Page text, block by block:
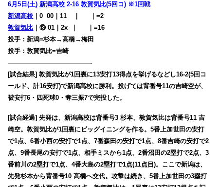
6月5日(土)新潟高校 2-16敦賀気比(5回コ) ※1回戦
新潟高校 ｜0 00｜11
｜=2
敦賀気比 ｜⑬ 01｜2x
｜=16
投手：新潟=杉本→高橋→梅田
投手：敦賀気比=吉崎
—————————————-
[試合結果] 敦賀気比が1回裏に13安打13得点を挙げるなどし16-2(5回コ
ールド、計16安打)で新潟高校に勝利。投げては背番号11の吉崎空が、
被安打6・四死球0・奪三振7で完投した。
[試合経過] 先発は、新潟高校は背番号3 杉本、敦賀気比は背番号11 吉
崎空。敦賀気比が1回裏にビッグイニングを作る。5番上加世田の安打
で1点、6番小西の安打で1点、7番森田の安打で1点、8番吉崎の安打で2
点、9番長尾の安打で1点、相手ミスから1点、2番沼田の2塁打で2点、3
番前川の2塁打で1点、4番大島の2塁打で1点(11点目)。ここで新潟は、
先発杉本から背番号10 高橋へ交代。攻撃は続き、5番上加世田の3塁打